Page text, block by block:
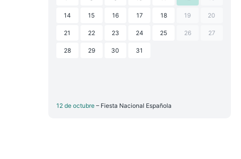
14 15 16 17 18 19 20
21 22 23 24 25 26 27
28 29 30 31
12 de octubre – Fiesta Nacional Española